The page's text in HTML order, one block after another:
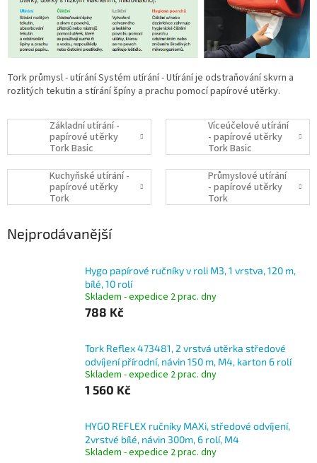
Tork průmysl - utírání Systém utírání - Utírání je odstraňování skvrn a
rozlitých tekutin a stírání špíny a prachu pomocí papírové utěrky.
Základní utírání -
papírové utěrky
Tork Basic
Víceúčelové utírání
- papírové utěrky
Tork Basic
Kuchyňské utírání -
papírové utěrky
Tork
Průmyslové utírání
- papírové utěrky
Tork
Nejprodávanější
Hygo papírové ručníky v roli M3, 1 vrstva, 120 m,
bílé, 10 rolí
Skladem - expedice 2 prac. dny
788 Kč
Tork Reflex 473481, 2 vrstvá utěrka středové
odvíjení přírodní, návin 150 m, M4, karton 6 rolí
Skladem - expedice 2 prac. dny
1 560 Kč
HYGO REFLEX ručníky MAXi, středové odvíjení,
2vrstvé bílé, návin 300m, 6 rolí, M4
Skladem - expedice 2 prac. dny